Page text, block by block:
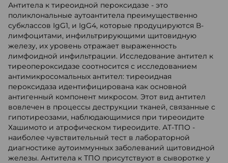
Антитела к тиреоидной пероксидазе - это
поликлональные аутоантитела преимущественно
субклассов IgG1, и IgG4, которые продуцируются В-
лимфоцитами, инфильтрирующими щитовидную
железу, их уровень отражает выраженность
лимфоидной инфильтрации. Исследование антител к
тиреопероксидазе соотносится с исследованием
антимикросомальных антител: тиреоидная
пероксидаза идентифицирована как основной
антигенный компонент микросом. Этот вид антител
вовлечен в процессы деструкции тканей, связанные с
гипотиреозами, наблюдающимися при тиреоидите
Хашимото и атрофическом тиреоидите. АТ-ТПО -
наиболее чувствительный тест в лабораторной
диагностике аутоиммунных заболеваний щитовидной
железы. Антитела к ТПО присутствуют в сыворотке у